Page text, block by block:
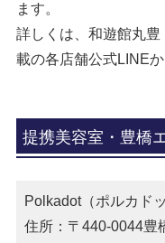
ます。
詳しくは、和遊館丸
載の各店舗公式LINE
提携美容室・豊橋
Polkadot（ポルカド
住所：〒440-0044豊